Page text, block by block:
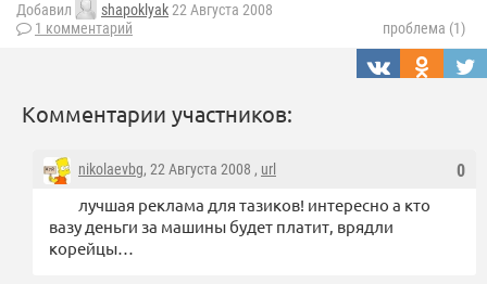
Добавил shapoklyak22 Августа 2008
1 комментарий
проблема (1)
Комментарии участников:
0
nikolaevbg, 22 Августа 2008 , url
лучшая реклама для тазиков! интересно а кто
вазу деньги за машины будет платит, врядли
корейцы…